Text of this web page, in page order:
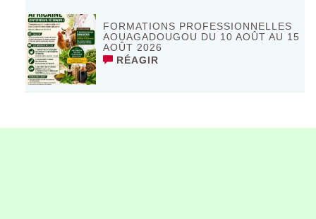
FORMATIONS PROFESSIONNELLES
AOUAGADOUGOU DU 10 AOÛT AU 15
AOÛT 2026
RÉAGIR